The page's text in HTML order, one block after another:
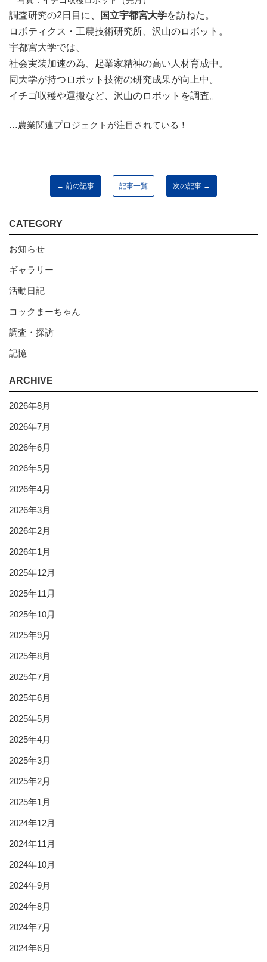
調査研究の2日目に、 国立宇都宮大学を訪ねた。
ロボティクス・工農技術研究所、沢山のロボット。
宇都宮大学では、
社会実装加速の為、起業家精神の高い人材育成中。
同大学が持つロボット技術の研究成果が向上中。
イチゴ収穫や運搬など、沢山のロボットを調査。
…農業関連プロジェクトが注目されている！
← 前の記事 記事一覧 次の記事 →
CATEGORY
お知らせ
ギャラリー
活動日記
コックまーちゃん
調査・探訪
記憶
ARCHIVE
2026年8月
2026年7月
2026年6月
2026年5月
2026年4月
2026年3月
2026年2月
2026年1月
2025年12月
2025年11月
2025年10月
2025年9月
2025年8月
2025年7月
2025年6月
2025年5月
2025年4月
2025年3月
2025年2月
2025年1月
2024年12月
2024年11月
2024年10月
2024年9月
2024年8月
2024年7月
2024年6月